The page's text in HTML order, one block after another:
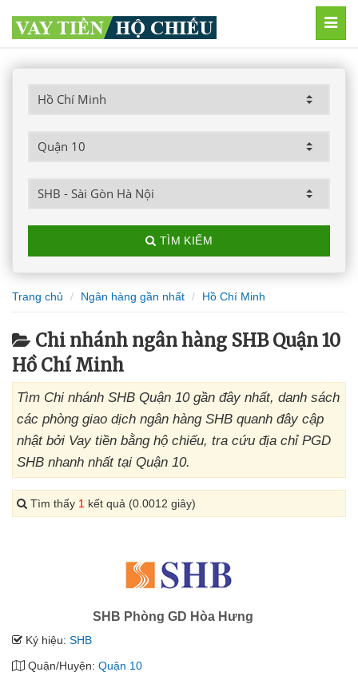
TÌM KIẾM
Trang chủ Ngân hàng gần nhất Hồ Chí Minh
Chi nhánh ngân hàng SHB Quận 10
Hồ Chí Minh
Tìm Chi nhánh SHB Quận 10 gần đây nhất, danh sách
các phòng giao dịch ngân hàng SHB quanh đây cập
nhật bởi Vay tiền bằng hộ chiếu, tra cứu địa chỉ PGD
SHB nhanh nhất tại Quận 10.
Tìm thấy 1 kết quả (0.0012 giây)
SHB Phòng GD Hòa Hưng
Ký hiệu: SHB
Quận/Huyện: Quận 10